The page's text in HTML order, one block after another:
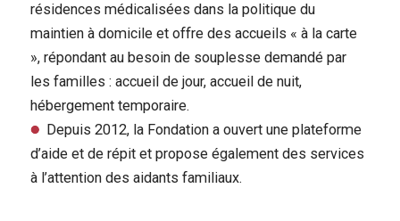
résidences médicalisées dans la politique du
maintien à domicile et offre des accueils « à la carte
», répondant au besoin de souplesse demandé par
les familles : accueil de jour, accueil de nuit,
hébergement temporaire.
Depuis 2012, la Fondation a ouvert une plateforme
d’aide et de répit et propose également des services
à l’attention des aidants familiaux.